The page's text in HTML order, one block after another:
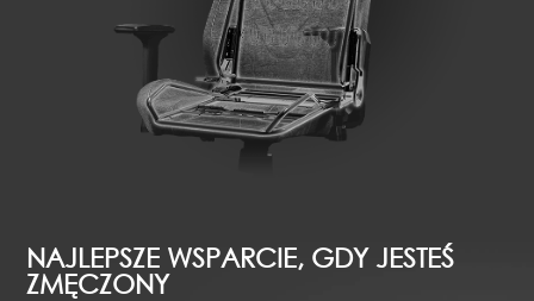
NAJLEPSZE WSPARCIE, GDY JESTEŚ
ZMĘCZONY